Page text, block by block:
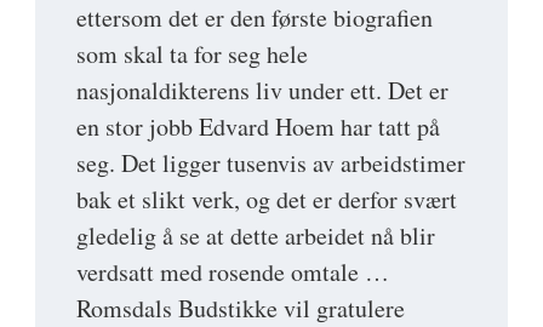
ettersom det er den første biografien
som skal ta for seg hele
nasjonaldikterens liv under ett. Det er
en stor jobb Edvard Hoem har tatt på
seg. Det ligger tusenvis av arbeidstimer
bak et slikt verk, og det er derfor svært
gledelig å se at dette arbeidet nå blir
verdsatt med rosende omtale …
Romsdals Budstikke vil gratulere